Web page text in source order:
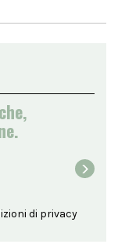
di privacy